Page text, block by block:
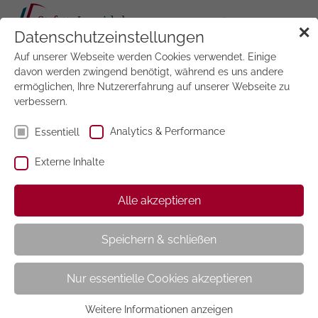
Jetzt
testen
ELLE
✕
Datenschutzeinstellungen
Auf unserer Webseite werden Cookies verwendet. Einige
davon werden zwingend benötigt, während es uns andere
ermöglichen, Ihre Nutzererfahrung auf unserer Webseite zu
verbessern.
Essentiell Analytics & Performance
Externe Inhalte
Alle akzeptieren
Speichern & schließen
Nur essentielle Cookies akzeptieren
Weitere Informationen anzeigen